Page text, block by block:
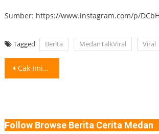
Sumber: https://www.instagram.com/p/
Tagged Berita MedanTalkViral Viral
Post
Cak Imin Sebut Pemerintah Akan Beri Bantuan ke Korban Jvdol Menko Pemberdayaan
Follow Browse Berita Cerita Medan